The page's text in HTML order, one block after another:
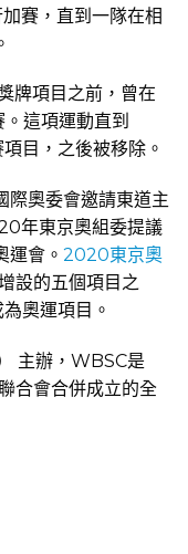
賽，直到一隊在相
牌項目之前，曾在
這項運動直到
目，之後被移除。
際奧委會邀請東道主
年東京奧組委提議
運會。 2020東京奧
設的五個項目之
奧運項目。
主辦，WBSC是
合會合併成立的全